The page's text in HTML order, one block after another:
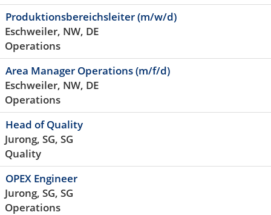
Produktionsbereichsleiter (m/w/d)
Eschweiler, NW, DE
Operations
Area Manager Operations (m/f/d)
Eschweiler, NW, DE
Operations
Head of Quality
Jurong, SG, SG
Quality
OPEX Engineer
Jurong, SG, SG
Operations